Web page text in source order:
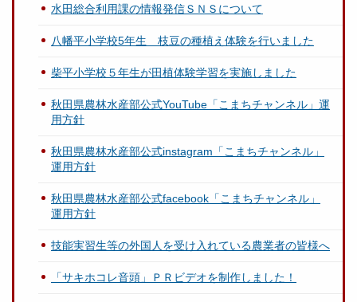
水田総合利用課の情報発信ＳＮＳについて
八幡平小学校5年生 枝豆の種植え体験を行いました
柴平小学校５年生が田植体験学習を実施しました
秋田県農林水産部公式YouTube「こまちチャンネル」運
用方針
秋田県農林水産部公式instagram「こまちチャンネル」
運用方針
秋田県農林水産部公式facebook「こまちチャンネル」
運用方針
技能実習生等の外国人を受け入れている農業者の皆様へ
「サキホコレ音頭」ＰＲビデオを制作しました！